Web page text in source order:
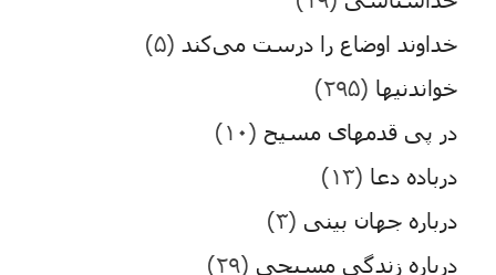
خداوند اوضاع را درست می‌کند (۵)
خواندنیها (۲۹۵)
در پی قدمهای مسیح (۱۰)
درباده دعا (۱۳)
درباره جهان بینی (۳)
درباره زندگی مسیحی (۲۹)